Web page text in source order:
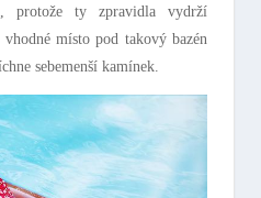
protože ty zpravidla vydrží
místo pod takový bazén
sebemenší kamínek.